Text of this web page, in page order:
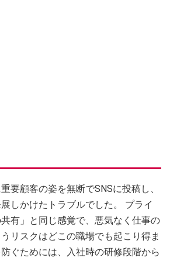
要顧客の姿を無断でSNSに投稿し、
しかけたトラブルでした。 プライ
有」と同じ感覚で、悪気なく仕事の
リスクはどこの職場でも起こり得ま
ぐためには、入社時の研修段階から